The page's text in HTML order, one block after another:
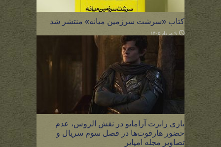
کتاب «سرشت سرزمین میانه» منتشر شد
۹ مرداد ۱۴۰۵
بازی رابرت آرامایو در نقش الروس، عدم
حضور هارفوت‌ها در فصل سوم سریال و
تصاویر مجله امپایر